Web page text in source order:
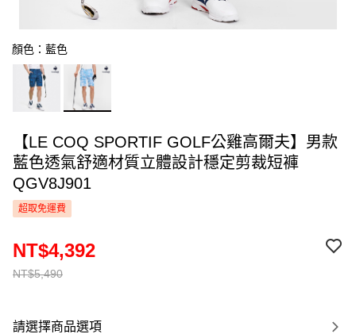
顏色：藍色
【LE COQ SPORTIF GOLF公雞高爾夫】男款
藍色透氣舒適材質立體設計穩定剪裁短褲
QGV8J901
超取免運費
NT$5,490
NT$4,392
請選擇商品選項